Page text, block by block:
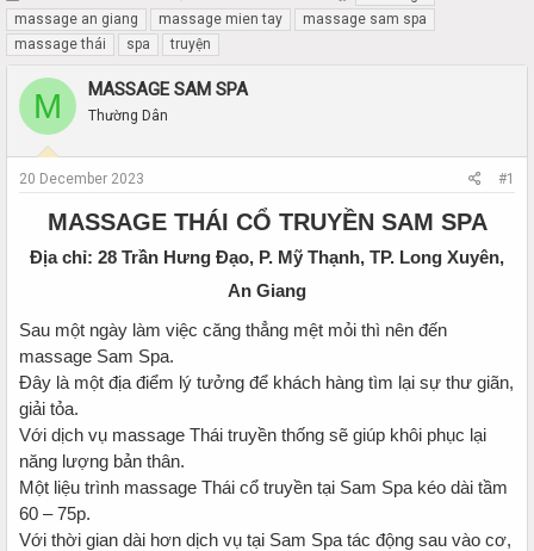
h
r
e
d
s
r
t
a
r
t
d
massage an giang
massage mien tay
massage sam spa
massage thái
spa truyện
M MASSAGE SAM SPA
Thường Dân
20 December 2023 #1
MASSAGE THÁI CỔ TRUYỀN SAM SPA
Địa chỉ: 28 Trần Hưng Đạo, P. Mỹ Thạnh, TP. Long Xuyên,
An Giang
Sau một ngày làm việc căng thẳng mệt mỏi thì nên đến
massage Sam Spa.
Đây là một địa điểm lý tưởng để khách hàng tìm lại sự thư giãn,
giải tỏa.
Với dịch vụ massage Thái truyền thống sẽ giúp khôi phục lại
năng lượng bản thân.
Một liệu trình massage Thái cổ truyền tại Sam Spa kéo dài tầm
60 – 75p.
Với thời gian dài hơn dịch vụ tại Sam Spa tác động sau vào cơ,